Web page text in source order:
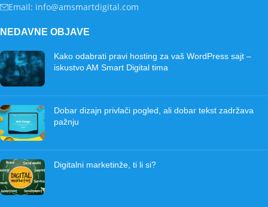
Email: info@amsmartdigital.com
NEDAVNE OBJAVE
Kako odabrati pravi hosting za vaš WordPress sajt –
iskustvo AM Smart Digital tima
Dobar dizajn privlači pogled, ali dobar tekst zadržava
pažnju
Digitalni marketinže, ti li si?